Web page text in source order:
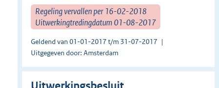
Regeling vervallen per 16-02-2018
Uitwerkingtredingdatum 01-08-2017
Geldend van 01-01-2017 t/m 31-07-2017
Uitgegeven door: Amsterdam